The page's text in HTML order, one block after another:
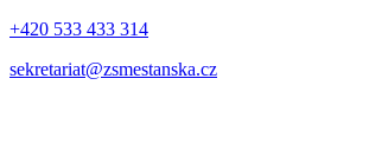
+420 533 433 314
sekretariat@zsmestanska.cz